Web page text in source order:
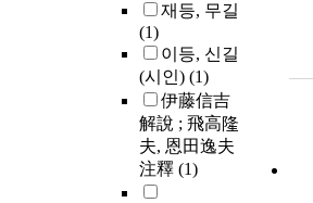
재등, 무길
(1)
이등, 신길
(시인) (1)
伊藤信吉
解說 ; 飛高隆
夫, 恩田逸夫
注釋 (1)